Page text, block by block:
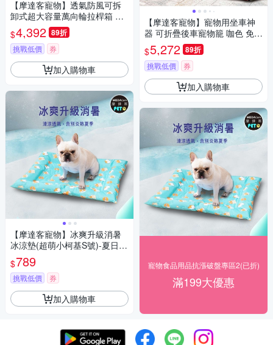
【摩達客寵物】透氣防風可拆
卸式超大容量萬向輪拉桿箱 寵
物包 約6kg貓狗適用 (外出必備
攜帶便利)
$4,392 89折
挑戰低價 券
加入購物車
【摩達客寵物】冰爽升級消暑
冰涼墊(超萌小柯基S號)-夏日解
暑首選熱銷品
$789
挑戰低價 券
加入購物車
【摩達客寵物】寵物用坐車神
器 可折疊後車寵物籠 咖色 免安
裝 適用中小型犬 (外出必備 攜
帶便利)
$5,272 89折
挑戰低價 券
加入購物車
寵物食品用品抗漲破盤專區2(已折)
滿199大優惠